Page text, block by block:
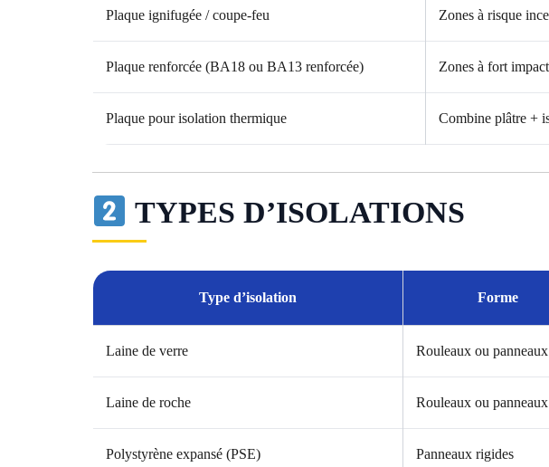
Plaque ignifugée / coupe-feu Zones à risque
Plaque renforcée (BA18 ou BA13 renforcée) Zones à fort impact
Plaque pour isolation thermique Combine plâtre +
TYPES D’ISOLATIONS
Type d’isolation Forme
Laine de verre Rouleaux ou panneaux
Laine de roche Rouleaux ou panneaux
Polystyrène expansé (PSE) Panneaux rigides